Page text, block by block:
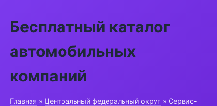
Бесплатный каталог
автомобильных
компаний
Главная » Центральный федеральный округ » Сервис-